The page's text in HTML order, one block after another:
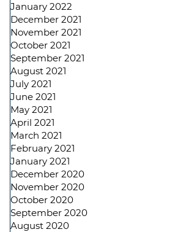
January 2022
December 2021
November 2021
October 2021
September 2021
August 2021
July 2021
June 2021
May 2021
April 2021
March 2021
February 2021
January 2021
December 2020
November 2020
October 2020
September 2020
August 2020